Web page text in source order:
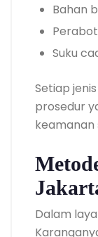
Bahan
Suku
Setiap
prosedur
keamanan
Dalam